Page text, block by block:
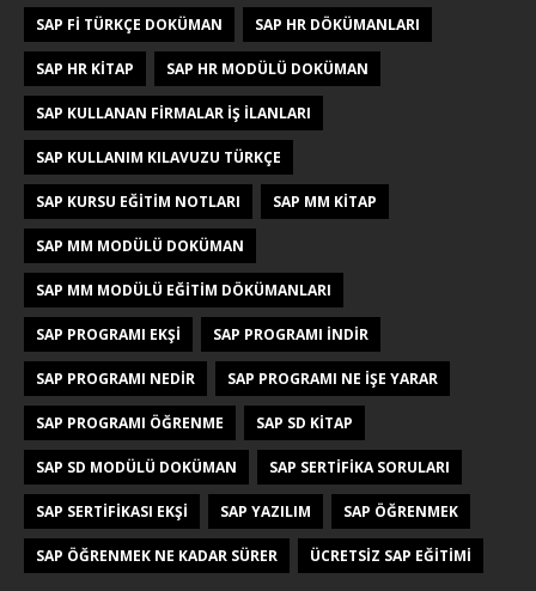
SAP FI TÜRKÇE DOKÜMAN SAP HR DÖKÜMANLARI
SAP HR KITAP SAP HR MODÜLÜ DOKÜMAN
SAP KULLANAN FIRMALAR IŞ ILANLARI
SAP KULLANIM KILAVUZU TÜRKÇE
SAP KURSU EĞITIM NOTLARI SAP MM KITAP
SAP MM MODÜLÜ DOKÜMAN
SAP MM MODÜLÜ EĞITIM DÖKÜMANLARI
SAP PROGRAMI EKŞI SAP PROGRAMI INDIR
SAP PROGRAMI NEDIR SAP PROGRAMI NE IŞE YARAR
SAP PROGRAMI ÖĞRENME SAP SD KITAP
SAP SD MODÜLÜ DOKÜMAN SAP SERTIFIKA SORULARI
SAP SERTIFIKASI EKŞI SAP YAZILIM SAP ÖĞRENMEK
SAP ÖĞRENMEK NE KADAR SÜRER ÜCRETSIZ SAP EĞITIMI